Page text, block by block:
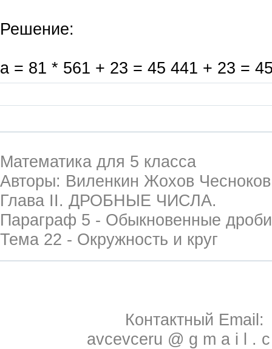
Решение:
a = 81 * 561 + 23 = 45 441 + 23 =
Математика для 5 класса
Авторы: Виленкин Жохов
Глава II. ДРОБНЫЕ ЧИСЛА.
Параграф 5 - Обыкновенные
Тема 22 - Окружность и круг
Контактный Email:
avcevceru @ g m a i l .